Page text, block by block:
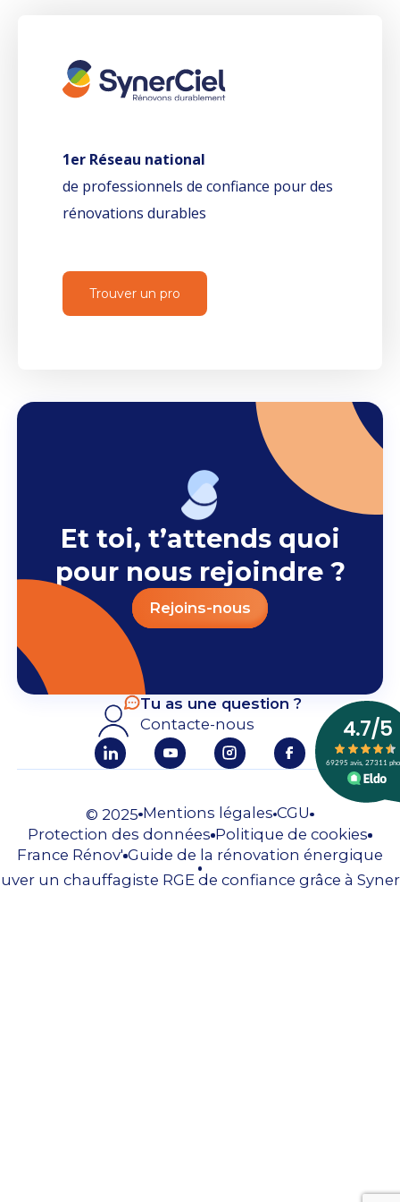
1er Réseau national
de professionnels de confiance pour des
rénovations durables
Trouver un pro
Et toi, t’attends quoi
pour nous rejoindre ?
Rejoins-nous
Tu as une question ?
Contacte-nous
© 2025 Mentions légales CGU
Protection des données Politique de cookies
France Rénov' Guide de la rénovation énergique
un chauffagiste RGE de confiance grâce à